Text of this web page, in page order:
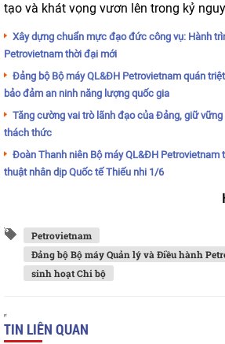
tạo và khát vọng vươn lên trong kỷ
Xây dựng chuẩn mực đạo đức công vụ: Hành
Petrovietnam thời đại mới
Đảng bộ Bộ máy QL&ĐH Petrovietnam quán
bảo đảm an ninh năng lượng quốc gia
Tăng cường vai trò lãnh đạo của Đảng, giữ
thách thức
Đoàn Thanh niên Bộ máy QL&ĐH
thuật nhân dịp Quốc tế Thiếu nhi 1/6
Petrovietnam
Đảng bộ Bộ máy Quản lý và Điều hành
sinh hoạt Chi bộ
TIN LIÊN QUAN